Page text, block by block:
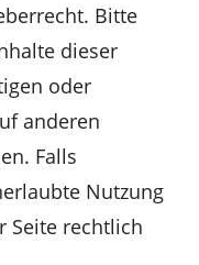
Bitte
dieser
oder
anderen
Falls
Nutzung
Seite rechtlich